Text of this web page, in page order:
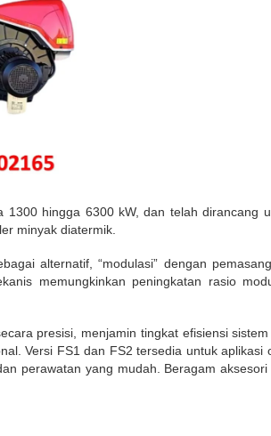
hingga 6300 kW, dan telah dirancang
minyak diatermik.
alternatif, “modulasi” dengan
memungkinkan peningkatan rasio
presisi, menjamin tingkat efisiensi
Versi FS1 dan FS2 tersedia untuk aplikasi
perawatan yang mudah. Beragam